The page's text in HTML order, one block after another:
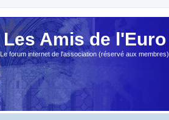
Les Amis de l'Euro
Le forum internet de l'association (réservé aux membres)